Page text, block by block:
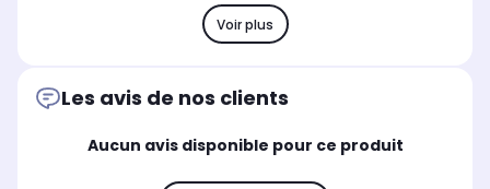
Voir plus
Les avis de nos clients
Aucun avis disponible pour ce produit